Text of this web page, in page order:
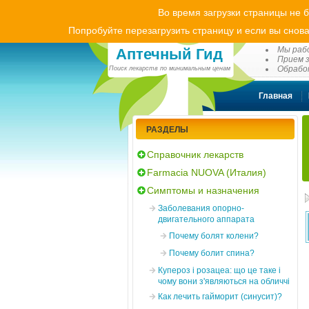
Аптечный Гид
Поиск лекарств по минимальным ценам
Во время загрузки страницы
Попробуйте перезагрузить страницу и если вы
Мы
Прием
Главная
РАЗДЕЛЫ
Справочник лекарств
Farmacia NUOVA (Италия)
Симптомы и назначения
Заболевания опорно-
двигательного аппарата
Почему болят колени?
Почему болит спина?
Купероз і розацеа: що це таке і
чому вони з'являються на обличчі
Как лечить гайморит (синусит)?